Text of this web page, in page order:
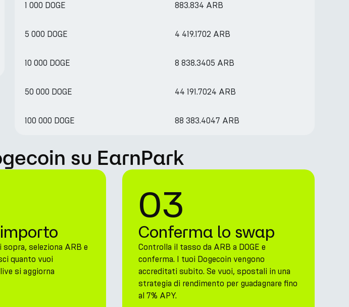
1 000 DOGE 883.834 ARB
5 000 DOGE 4 419.1702 ARB
10 000 DOGE 8 838.3405 ARB
50 000 DOGE 44 191.7024 ARB
100 000 DOGE 88 383.4047 ARB
su EarnPark
seleziona ARB e
quanto vuoi
si aggiorna
03
Conferma lo swap
Controlla il tasso da ARB a DOGE e
conferma. I tuoi Dogecoin vengono
accreditati subito. Se vuoi, spostali in una
strategia di rendimento per guadagnare fino
al 7% APY.